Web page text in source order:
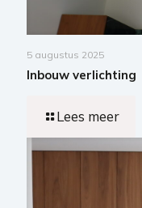
5 augustus 2025
Inbouw verlichting
Lees meer